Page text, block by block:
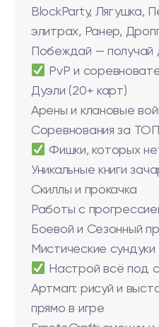
BlockParty, Лягушка,
элитрах, Ранер,
Побеждай — получай
PvP и
Дуэли (20+ карт)
Арены и клановые
Соревнования за
Фишки, которых
Уникальные книги
Скиллы и прокачка
Работы с
Боевой и Сезонный
Мистические
Настрой всё под
Артмап: рисуй и
прямо в игре